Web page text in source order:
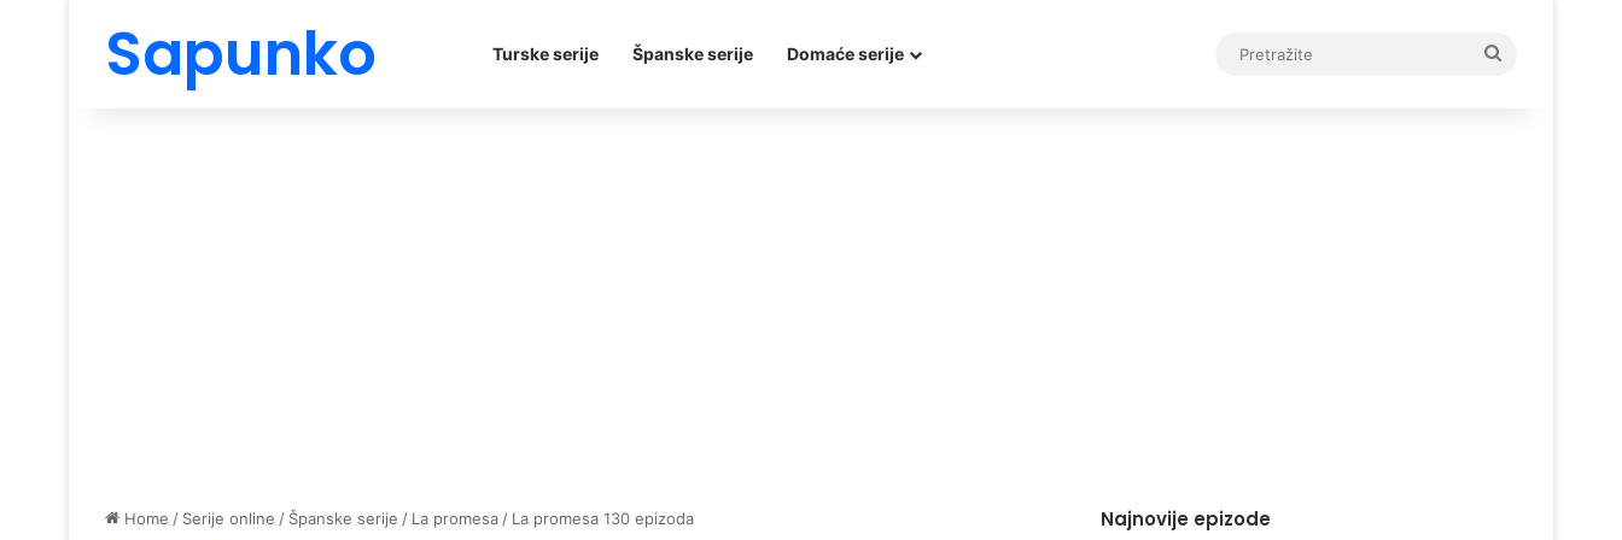
Sapunko Turske serije Španske serije Domaće serije
Home / Serije online / Španske serije / La promesa / La promesa 130 epizoda Najnovije epizode